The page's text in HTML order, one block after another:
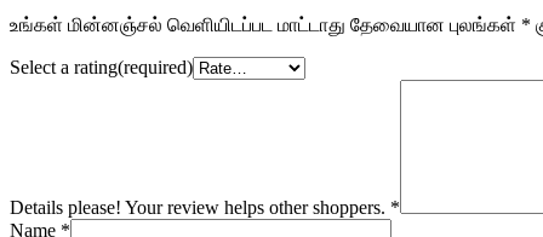
உங்கள் மின்னஞ்சல் வெளியிடப்பட மாட்டாது தேவையான புலங்கள் *
Select a rating(required)
Details please! Your review helps other shoppers. *
Name *